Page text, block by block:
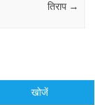
तिराप →
खोजें